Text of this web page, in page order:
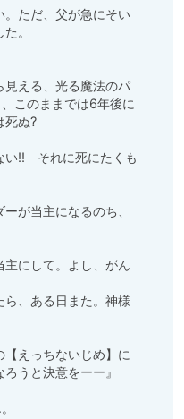
。ただ、父が急にそい
。
見える、光る魔法のパ
このままでは6年後に
死ぬ?
!!　それに死にたくも
が当主になるのち、
にして。よし、がん
、ある日また。神様
【えっちないじめ】に
うと決意をーー』